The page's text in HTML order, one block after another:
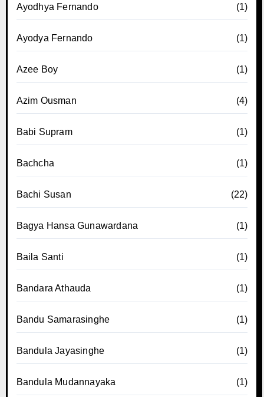
Ayodhya Fernando (1)
Ayodya Fernando (1)
Azee Boy (1)
Azim Ousman (4)
Babi Supram (1)
Bachcha (1)
Bachi Susan (22)
Bagya Hansa Gunawardana (1)
Baila Santi (1)
Bandara Athauda (1)
Bandu Samarasinghe (1)
Bandula Jayasinghe (1)
Bandula Mudannayaka (1)